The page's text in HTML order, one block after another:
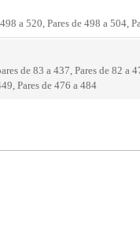
a 520, Pares de 498 a 504,
de 83 a 437, Pares de 82 a
Pares de 476 a 484